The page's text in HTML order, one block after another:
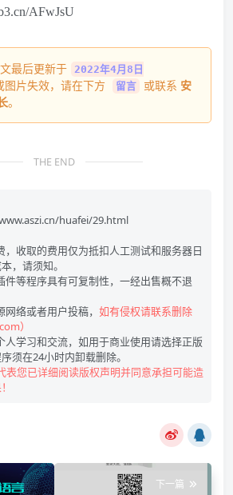
AFwJsU
最后更新于
2022年4月8日
图片失效，请在下方 留言 或联系 安
。
THE END
huafei/29.html
收取的费用仅为抵扣人工测试和服务器日
，请须知。
等程序具有可复制性，一经出售概不退
络或者用户投稿， 如有侵权请联系删除
）
学习和交流，如用于商业使用请选择正版
须在24小时内卸载删除。
您已详细阅读版权声明并同意承担可能造
下一篇